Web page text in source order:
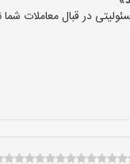
در قبال معاملات شما